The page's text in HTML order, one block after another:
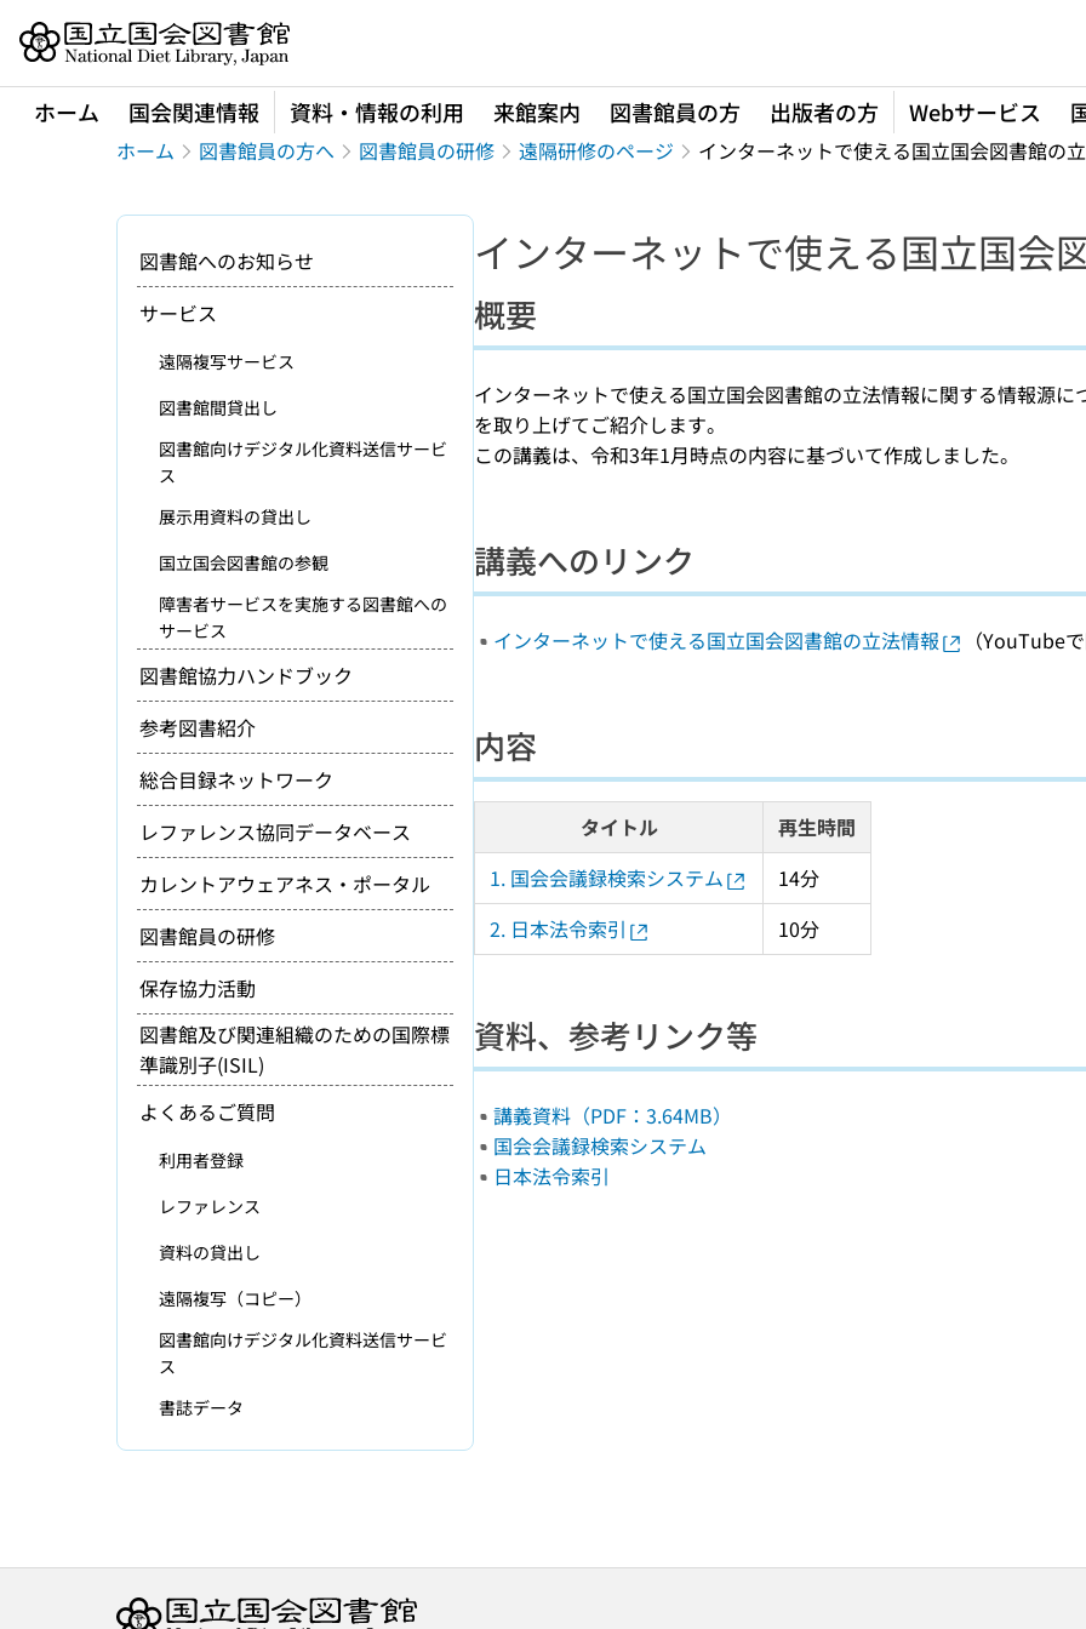
本文へ移動
ホーム 国会関連情報 資料・情報の利用 来館案内 図書館員の方 出版者の方 Webサービス
ホーム 図書館員の方へ 図書館員の研修 遠隔研修のページ インターネットで使える国立国会図書館の
インターネットで使える国立国会
概要
インターネットで使える国立国会図書館の立法情報に関する情報源
を取り上げてご紹介します。
この講義は、令和3年1月時点の内容に基づいて作成しました。
講義へのリンク
インターネットで使える国立国会図書館の立法情報 （YouTube
内容
タイトル
再生時間
1. 国会会議録検索システム
14分
2. 日本法令索引
10分
資料、参考リンク等
講義資料（PDF：3.64MB）
国会会議録検索システム
日本法令索引
図書館へのお知らせ
サービス
遠隔複写サービス
図書館間貸出し
図書館向けデジタル化資料送信サービ
ス
展示用資料の貸出し
国立国会図書館の参観
障害者サービスを実施する図書館への
サービス
図書館協力ハンドブック
参考図書紹介
総合目録ネットワーク
レファレンス協同データベース
カレントアウェアネス・ポータル
図書館員の研修
保存協力活動
図書館及び関連組織のための国際標
準識別子(ISIL)
よくあるご質問
利用者登録
レファレンス
資料の貸出し
遠隔複写（コピー）
図書館向けデジタル化資料送信サービ
ス
書誌データ